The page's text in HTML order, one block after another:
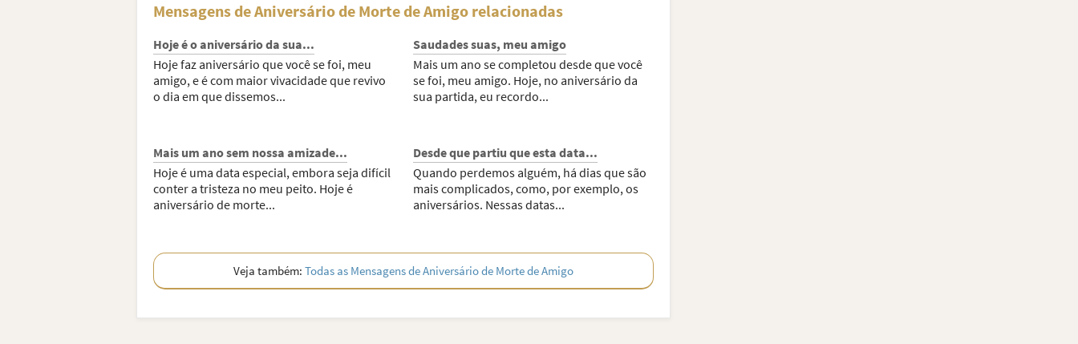
Mensagens de Aniversário de Morte de Amigo relacionadas
Hoje é o aniversário da sua...
Hoje faz aniversário que você se foi, meu
amigo, e é com maior vivacidade que revivo
o dia em que dissemos...
Saudades suas, meu amigo
Mais um ano se completou desde que você
se foi, meu amigo. Hoje, no aniversário da
sua partida, eu recordo...
Mais um ano sem nossa amizade...
Hoje é uma data especial, embora seja difícil
conter a tristeza no meu peito. Hoje é
aniversário de morte...
Desde que partiu que esta data...
Quando perdemos alguém, há dias que são
mais complicados, como, por exemplo, os
aniversários. Nessas datas...
Veja também: Todas as Mensagens de Aniversário de Morte de Amigo